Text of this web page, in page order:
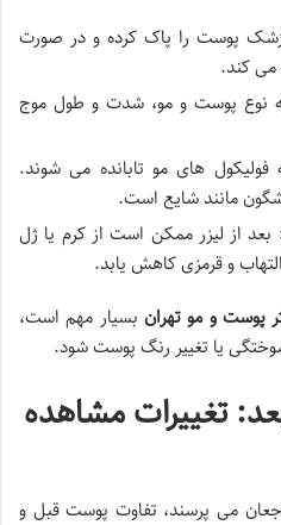
پوست را پاک کرده و در صورت
می کند.
نوع پوست و مو، شدت و طول موج
فولیکول های مو تابانده می شوند.
مانند شایع است.
بعد از لیزر ممکن است از کرم یا ژل
و قرمزی کاهش یابد.
پوست و مو تهران بسیار مهم است،
یا تغییر رنگ پوست شود.
تغییرات مشاهده
می پرسند، تفاوت پوست قبل و